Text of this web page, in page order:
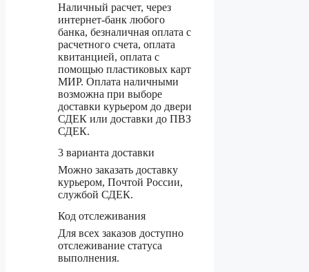
Наличный расчет, через
интернет-банк любого
банка, безналичная оплата с
расчетного счета, оплата
квитанцией, оплата с
помощью пластиковых карт
МИР. Оплата наличными
возможна при выборе
доставки курьером до двери
СДЕК или доставки до ПВЗ
СДЕК.
3 варианта доставки
Можно заказать доставку
курьером, Почтой России,
службой СДЕК.
Код отслеживания
Для всех заказов доступно
отслеживание статуса
выполнения.